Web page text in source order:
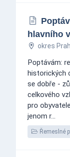
hlavního
okres
Poptávám:
historických
se dobře -
celkového
pro
jenom r...
Řemeslné